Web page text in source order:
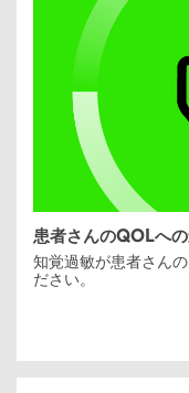
患者さんのQOLへ
知覚過敏が患者さん
ださい。